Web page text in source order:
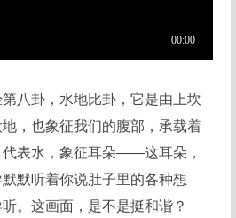
八卦，水地比卦，它是由上坎
，也象征我们的腹部，承载着
表水，象征耳朵——这耳朵，
默听着你说肚子里的各种想
。这画面，是不是挺和谐？